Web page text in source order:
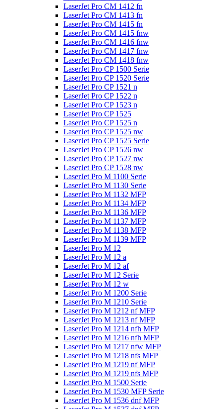
LaserJet Pro CM 1412 fn
LaserJet Pro CM 1413 fn
LaserJet Pro CM 1415 fn
LaserJet Pro CM 1415 fnw
LaserJet Pro CM 1416 fnw
LaserJet Pro CM 1417 fnw
LaserJet Pro CM 1418 fnw
LaserJet Pro CP 1500 Serie
LaserJet Pro CP 1520 Serie
LaserJet Pro CP 1521 n
LaserJet Pro CP 1522 n
LaserJet Pro CP 1523 n
LaserJet Pro CP 1525
LaserJet Pro CP 1525 n
LaserJet Pro CP 1525 nw
LaserJet Pro CP 1525 Serie
LaserJet Pro CP 1526 nw
LaserJet Pro CP 1527 nw
LaserJet Pro CP 1528 nw
LaserJet Pro M 1100 Serie
LaserJet Pro M 1130 Serie
LaserJet Pro M 1132 MFP
LaserJet Pro M 1134 MFP
LaserJet Pro M 1136 MFP
LaserJet Pro M 1137 MFP
LaserJet Pro M 1138 MFP
LaserJet Pro M 1139 MFP
LaserJet Pro M 12
LaserJet Pro M 12 a
LaserJet Pro M 12 af
LaserJet Pro M 12 Serie
LaserJet Pro M 12 w
LaserJet Pro M 1200 Serie
LaserJet Pro M 1210 Serie
LaserJet Pro M 1212 nf MFP
LaserJet Pro M 1213 nf MFP
LaserJet Pro M 1214 nfh MFP
LaserJet Pro M 1216 nfh MFP
LaserJet Pro M 1217 nfw MFP
LaserJet Pro M 1218 nfs MFP
LaserJet Pro M 1219 nf MFP
LaserJet Pro M 1219 nfs MFP
LaserJet Pro M 1500 Serie
LaserJet Pro M 1530 MFP Serie
LaserJet Pro M 1536 dnf MFP